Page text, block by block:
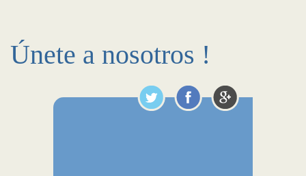
Únete a nosotros !